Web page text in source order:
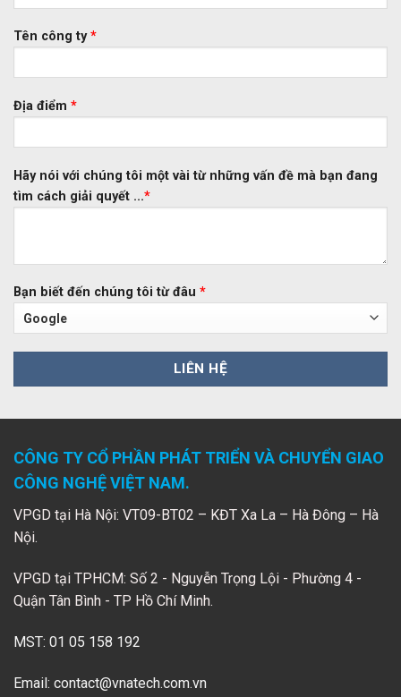
Tên công ty*
Địa điểm *
Hãy nói với chúng tôi một vài từ những vấn đề mà bạn đang
tìm cách giải quyết ...*
Bạn biết đến chúng tôi từ đâu *
CÔNG TY CỔ PHẦN PHÁT TRIỂN VÀ CHUYỂN GIAO
CÔNG NGHỆ VIỆT NAM.
VPGD tại Hà Nội: VT09-BT02 – KĐT Xa La – Hà Đông – Hà
Nội.
VPGD tại TPHCM: Số 2 - Nguyễn Trọng Lội - Phường 4 -
Quận Tân Bình - TP Hồ Chí Minh.
MST: 01 05 158 192
Email: contact@vnatech.com.vn